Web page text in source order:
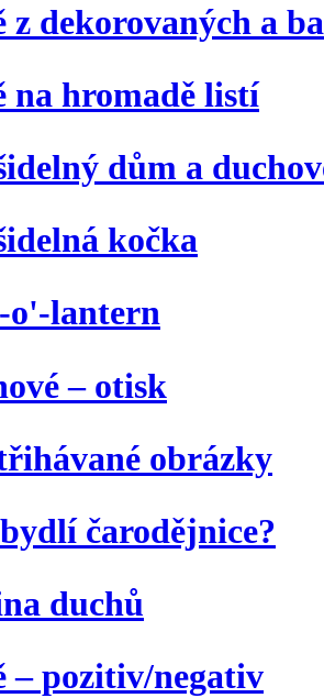
z dekorovaných a
na hromadě listí
dům a
kočka
o'-lantern
– otisk
obrázky
čarodějnice?
duchů
– pozitiv/negativ